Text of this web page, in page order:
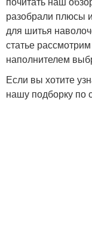
разобрали плюсы
для шитья
статье
наполнителем
Если вы хотите
нашу подборку по